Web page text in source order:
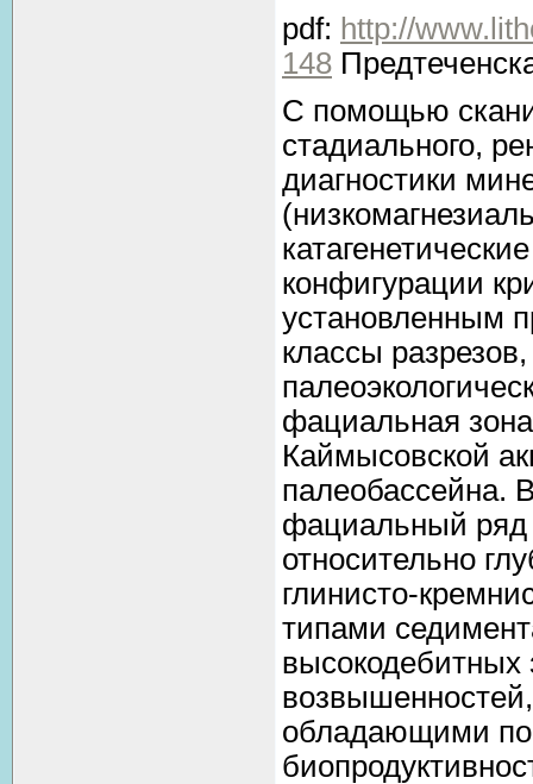
pdf: http://
148
С помощью
стадиального,
диагностики
конфигурации
установленным
классы
фациальная
Каймысовской
палеобассейна.
фациальный ряд
относительно
глинисто-
типами
обладающими